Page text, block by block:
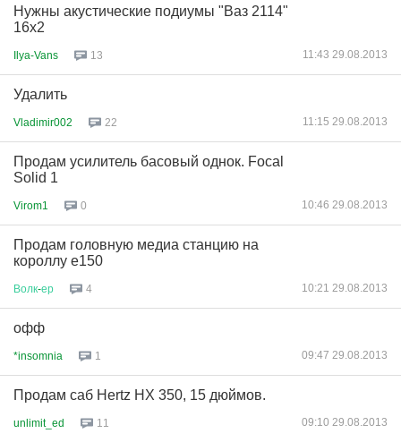
Нужны акустические подиумы "Ваз 2114"
16х2
Ilya-Vans 13 11:43 29.08.2013
Удалить
Vladimir002 22 11:15 29.08.2013
Продам усилитель басовый однок. Focal
Solid 1
Virom1 0 10:46 29.08.2013
Продам головную медиа станцию на
короллу е150
Волк-ер 4 10:21 29.08.2013
офф
*insomnia 1 09:47 29.08.2013
Продам саб Hertz HX 350, 15 дюймов.
unlimit_ed 11 09:10 29.08.2013